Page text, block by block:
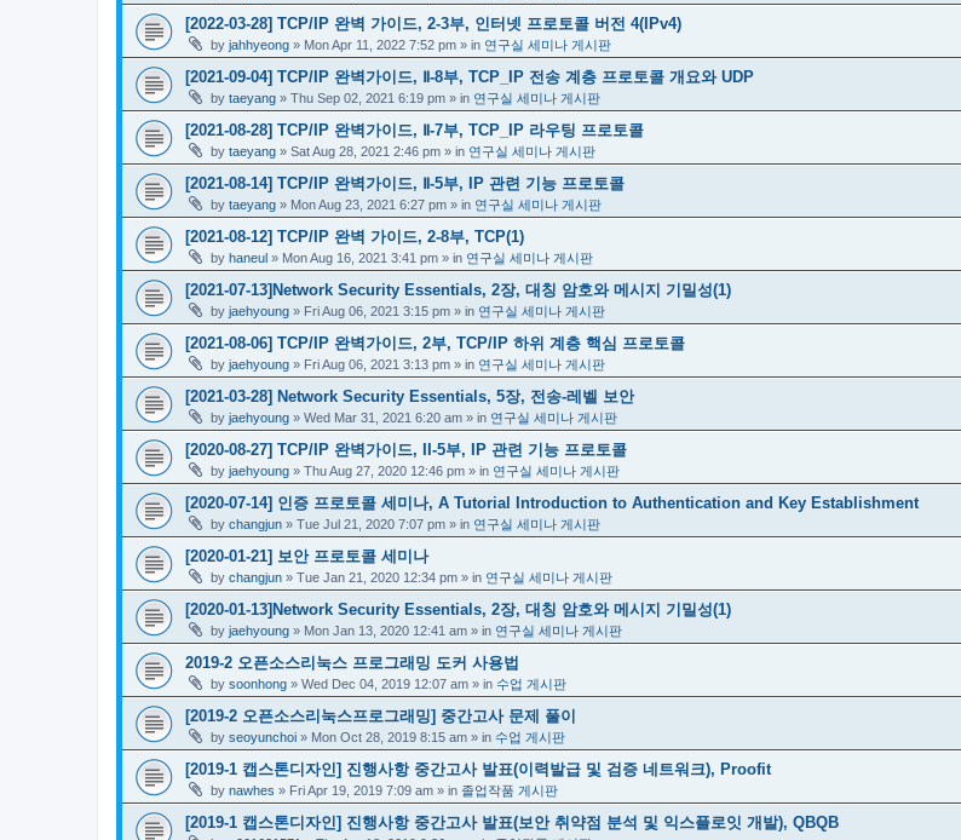
[2022-03-28] TCP/IP 완벽 가이드, 2-3부, 인터넷 프로토콜 버전 4(IPv4)
by jahhyeong » Mon Apr 11, 2022 7:52 pm » in 연구실 세미나 게시판
[2021-09-04] TCP/IP 완벽가이드, Ⅱ-8부, TCP_IP 전송 계층 프로토콜 개요와 UDP
by taeyang » Thu Sep 02, 2021 6:19 pm » in 연구실 세미나 게시판
[2021-08-28] TCP/IP 완벽가이드, Ⅱ-7부, TCP_IP 라우팅 프로토콜
by taeyang » Sat Aug 28, 2021 2:46 pm » in 연구실 세미나 게시판
[2021-08-14] TCP/IP 완벽가이드, Ⅱ-5부, IP 관련 기능 프로토콜
by taeyang » Mon Aug 23, 2021 6:27 pm » in 연구실 세미나 게시판
[2021-08-12] TCP/IP 완벽 가이드, 2-8부, TCP(1)
by haneul » Mon Aug 16, 2021 3:41 pm » in 연구실 세미나 게시판
[2021-07-13]Network Security Essentials, 2장, 대칭 암호와 메시지 기밀성(1)
by jaehyoung » Fri Aug 06, 2021 3:15 pm » in 연구실 세미나 게시판
[2021-08-06] TCP/IP 완벽가이드, 2부, TCP/IP 하위 계층 핵심 프로토콜
by jaehyoung » Fri Aug 06, 2021 3:13 pm » in 연구실 세미나 게시판
[2021-03-28] Network Security Essentials, 5장, 전송-레벨 보안
by jaehyoung » Wed Mar 31, 2021 6:20 am » in 연구실 세미나 게시판
[2020-08-27] TCP/IP 완벽가이드, II-5부, IP 관련 기능 프로토콜
by jaehyoung » Thu Aug 27, 2020 12:46 pm » in 연구실 세미나 게시판
[2020-07-14] 인증 프로토콜 세미나, A Tutorial Introduction to Authentication and Key Establishment
by changjun » Tue Jul 21, 2020 7:07 pm » in 연구실 세미나 게시판
[2020-01-21] 보안 프로토콜 세미나
by changjun » Tue Jan 21, 2020 12:34 pm » in 연구실 세미나 게시판
[2020-01-13]Network Security Essentials, 2장, 대칭 암호와 메시지 기밀성(1)
by jaehyoung » Mon Jan 13, 2020 12:41 am » in 연구실 세미나 게시판
2019-2 오픈소스리눅스 프로그래밍 도커 사용법
by soonhong » Wed Dec 04, 2019 12:07 am » in 수업 게시판
[2019-2 오픈소스리눅스프로그래밍] 중간고사 문제 풀이
by seoyunchoi » Mon Oct 28, 2019 8:15 am » in 수업 게시판
[2019-1 캡스톤디자인] 진행사항 중간고사 발표(이력발급 및 검증 네트워크), Proofit
by nawhes » Fri Apr 19, 2019 7:09 am » in 졸업작품 게시판
[2019-1 캡스톤디자인] 진행사항 중간고사 발표(보안 취약점 분석 및 익스플로잇 개발), QBQB